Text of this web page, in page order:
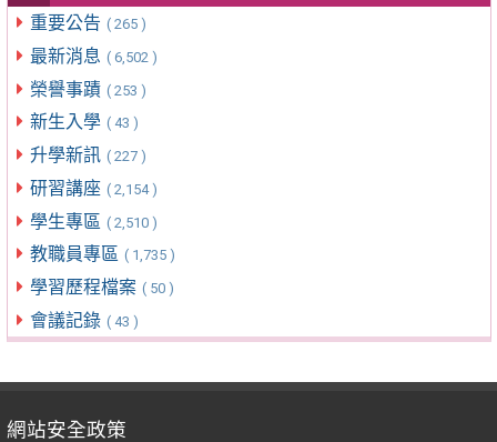
重要公告 ( 265 )
最新消息 ( 6,502 )
榮譽事蹟 ( 253 )
新生入學 ( 43 )
升學新訊 ( 227 )
研習講座 ( 2,154 )
學生專區 ( 2,510 )
教職員專區 ( 1,735 )
學習歷程檔案 ( 50 )
會議記錄 ( 43 )
網站安全政策